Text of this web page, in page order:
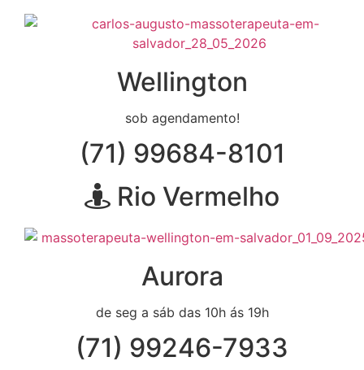
Wellington
sob agendamento!
(71) 99684-8101
Rio Vermelho
Aurora
de seg a sáb das 10h ás 19h
(71) 99246-7933